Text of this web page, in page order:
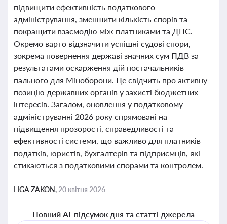
підвищити ефективність податкового
адміністрування, зменшити кількість спорів та
покращити взаємодію між платниками та ДПС.
Окремо варто відзначити успішні судові спори,
зокрема повернення державі значних сум ПДВ за
результатами оскарження дій постачальників
пального для Міноборони. Це свідчить про активну
позицію державних органів у захисті бюджетних
інтересів. Загалом, оновлення у податковому
адмініструванні 2026 року спрямовані на
підвищення прозорості, справедливості та
ефективності системи, що важливо для платників
податків, юристів, бухгалтерів та підприємців, які
стикаються з податковими спорами та контролем.
LIGA ZAKON, 20 квітня 2026
Повний AI-підсумок дня та статті-джерела